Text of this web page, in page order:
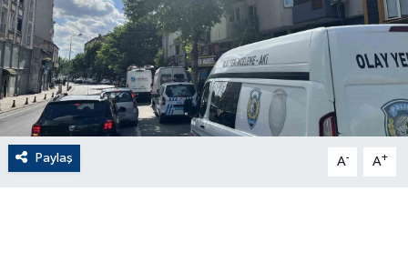
Paylaş A- A+
Dünya
EĞİTİM
EKONOMİ
English News